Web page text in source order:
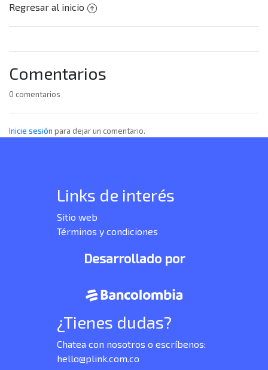
Regresar al inicio
Comentarios
0 comentarios
Inicie sesión para dejar un comentario.
Links de interés
Sitio web
Términos y condiciones
Desarrollado por
¿Tienes dudas?
Chatea con nosotros o escríbenos:
hello@plink.com.co